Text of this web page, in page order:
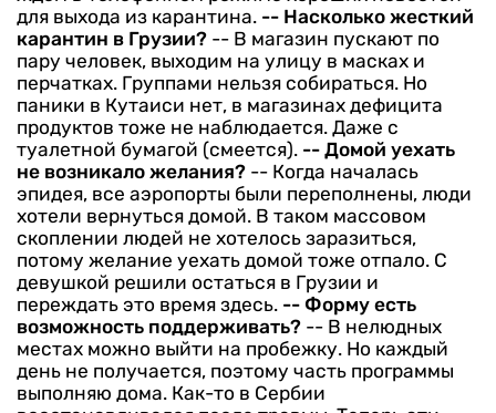
для выхода из карантина. -- Насколько жесткий
карантин в Грузии? -- В магазин пускают по
пару человек, выходим на улицу в масках и
перчатках. Группами нельзя собираться. Но
паники в Кутаиси нет, в магазинах дефицита
продуктов тоже не наблюдается. Даже с
туалетной бумагой (смеется). -- Домой уехать
не возникало желания? -- Когда началась
эпидея, все аэропорты были переполнены, люди
хотели вернуться домой. В таком массовом
скоплении людей не хотелось заразиться,
потому желание уехать домой тоже отпало. С
девушкой решили остаться в Грузии и
переждать это время здесь. -- Форму есть
возможность поддерживать? -- В нелюдных
местах можно выйти на пробежку. Но каждый
день не получается, поэтому часть программы
выполняю дома. Как-то в Сербии